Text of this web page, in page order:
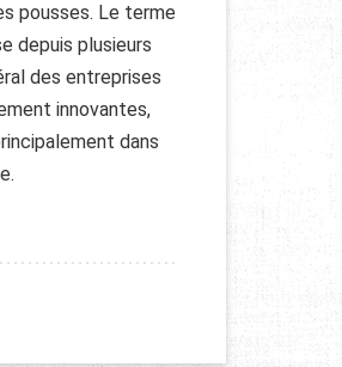
pousses. Le terme
depuis plusieurs
des entreprises
innovantes,
dans
SA START-UP